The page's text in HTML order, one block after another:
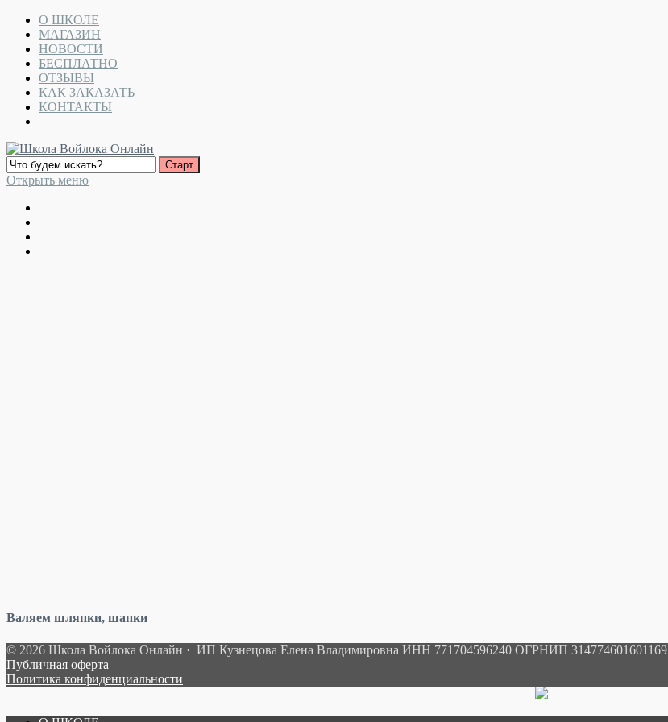
О ШКОЛЕ
МАГАЗИН
НОВОСТИ
БЕСПЛАТНО
ОТЗЫВЫ
КАК ЗАКАЗАТЬ
КОНТАКТЫ
Открыть меню
Валяем шляпки, шапки
© 2026 Школа Войлока Онлайн · ИП Кузнецова Елена Владимировна ИНН 771704596240 ОГРНИП 314774601601169
Публичная оферта
Политика конфиденциальности